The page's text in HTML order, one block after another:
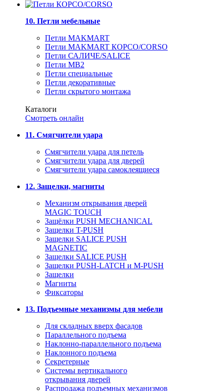
10. Петли мебельные
Петли MAKMART
Петли MAKMART КОРСО/CORSO
Петли САЛИЧЕ/SALICE
Петли MB2
Петли специальные
Петли декоративные
Петли скрытого монтажа
Каталоги
Смотреть онлайн
11. Смягчители удара
Смягчители удара для петель
Смягчители удара для дверей
Cмягчители удара самоклеящиеся
12. Защелки, магниты
Механизм открывания дверей
MAGIC TOUCH
Защёлки PUSH MECHANICAL
Защелки T-PUSH
Защелки SALICE PUSH
MAGNETIC
Защелки SALICE PUSH
Защелки PUSH-LATCH и M-PUSH
Защелки
Магниты
Фиксаторы
13. Подъемные механизмы для мебели
Для складных вверх фасадов
Параллельного подъема
Наклонно-параллельного подъема
Наклонного подъема
Секретерные
Системы вертикального
открывания дверей
Распродажа подъемных механизмов